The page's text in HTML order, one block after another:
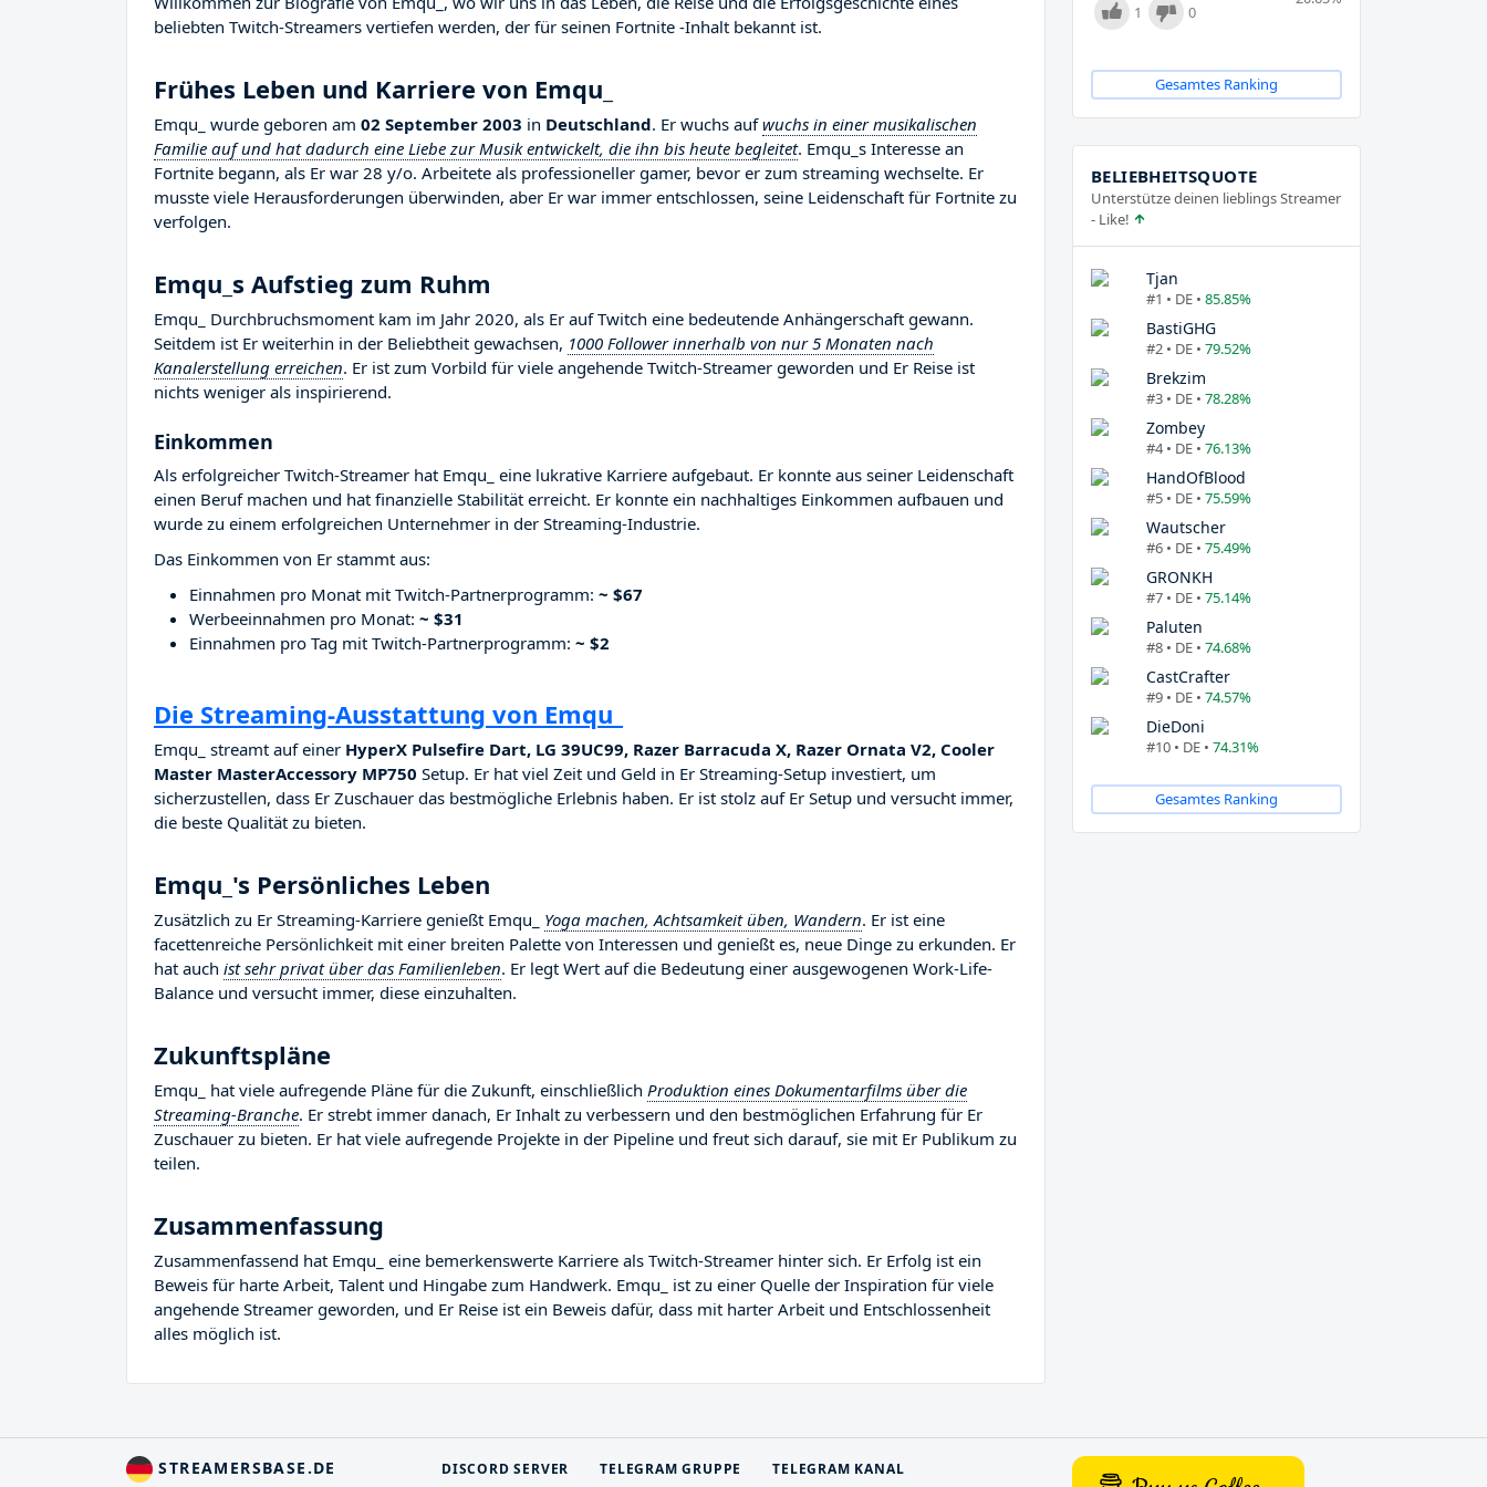
beliebten Twitch-Streamers vertiefen werden, der für seinen Fortnite -Inhalt bekannt ist.
Frühes Leben und Karriere von Emqu_
Emqu_ wurde geboren am 02 September 2003 in Deutschland. Er wuchs aufwuchs in einer musikalischen
Familie auf und hat dadurch eine Liebe zur Musik entwickelt, die ihn bis heute begleitet. Emqu_s Interesse an
Fortnite begann, als Er war 28 y/o. Arbeitete als professioneller gamer, bevor er zum streaming wechselte. Er
musste viele Herausforderungen überwinden, aber Er war immer entschlossen, seine Leidenschaft für Fortnite zu
verfolgen.
Emqu_s Aufstieg zum Ruhm
Emqu_ Durchbruchsmoment kam im Jahr 2020, als Er auf Twitch eine bedeutende Anhängerschaft gewann.
Seitdem ist Er weiterhin in der Beliebtheit gewachsen, 1000 Follower innerhalb von nur 5 Monaten nach
Kanalerstellung erreichen. Er ist zum Vorbild für viele angehende Twitch-Streamer geworden und Er Reise ist
nichts weniger als inspirierend.
Einkommen
Als erfolgreicher Twitch-Streamer hat Emqu_ eine lukrative Karriere aufgebaut. Er konnte aus seiner Leidenschaft
einen Beruf machen und hat finanzielle Stabilität erreicht. Er konnte ein nachhaltiges Einkommen aufbauen und
wurde zu einem erfolgreichen Unternehmer in der Streaming-Industrie.
Das Einkommen von Er stammt aus:
Einnahmen pro Monat mit Twitch-Partnerprogramm: ~ $67
Werbeeinnahmen pro Monat: ~ $31
Einnahmen pro Tag mit Twitch-Partnerprogramm: ~ $2
Die Streaming-Ausstattung von Emqu_
Emqu_ streamt auf einer HyperX Pulsefire Dart, LG 39UC99, Razer Barracuda X, Razer Ornata V2, Cooler
Master MasterAccessory MP750 Setup. Er hat viel Zeit und Geld in Er Streaming-Setup investiert, um
sicherzustellen, dass Er Zuschauer das bestmögliche Erlebnis haben. Er ist stolz auf Er Setup und versucht immer,
die beste Qualität zu bieten.
Emqu_'s Persönliches Leben
Zusätzlich zu Er Streaming-Karriere genießt Emqu_ Yoga machen, Achtsamkeit üben, Wandern. Er ist eine
facettenreiche Persönlichkeit mit einer breiten Palette von Interessen und genießt es, neue Dinge zu erkunden. Er
hat auch ist sehr privat über das Familienleben. Er legt Wert auf die Bedeutung einer ausgewogenen Work-Life-
Balance und versucht immer, diese einzuhalten.
Zukunftspläne
Emqu_ hat viele aufregende Pläne für die Zukunft, einschließlich Produktion eines Dokumentarfilms über die
Streaming-Branche. Er strebt immer danach, Er Inhalt zu verbessern und den bestmöglichen Erfahrung für Er
Zuschauer zu bieten. Er hat viele aufregende Projekte in der Pipeline und freut sich darauf, sie mit Er Publikum zu
teilen.
Zusammenfassung
Zusammenfassend hat Emqu_ eine bemerkenswerte Karriere als Twitch-Streamer hinter sich. Er Erfolg ist ein
Beweis für harte Arbeit, Talent und Hingabe zum Handwerk. Emqu_ ist zu einer Quelle der Inspiration für viele
angehende Streamer geworden, und Er Reise ist ein Beweis dafür, dass mit harter Arbeit und Entschlossenheit
alles möglich ist.
1 0
Gesamtes Ranking
BELIEBHEITSQUOTE
Unterstütze deinen lieblings Streamer
- Like!
Tjan
#1 • DE • 85.85%
BastiGHG
#2 • DE • 79.52%
Brekzim
#3 • DE • 78.28%
Zombey
#4 • DE • 76.13%
HandOfBlood
#5 • DE • 75.59%
Wautscher
#6 • DE • 75.49%
GRONKH
#7 • DE • 75.14%
Paluten
#8 • DE • 74.68%
CastCrafter
#9 • DE • 74.57%
DieDoni
#10 • DE • 74.31%
Gesamtes Ranking
STREAMERSBASE.DE DISCORD SERVER TELEGRAM GRUPPE TELEGRAM KANAL